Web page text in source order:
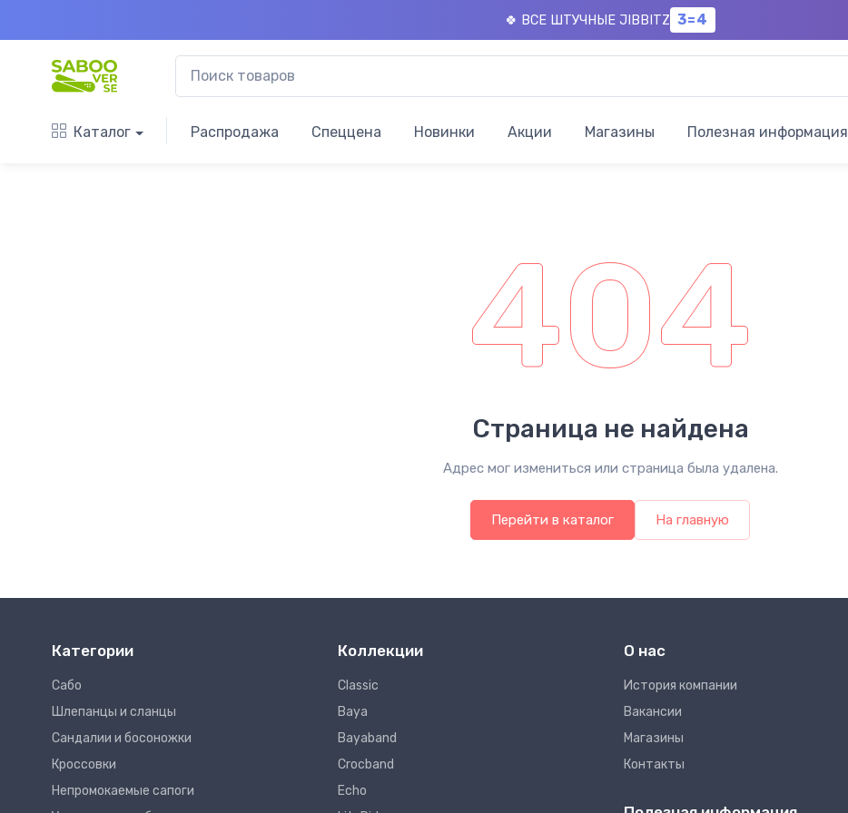
🍀 ВСЕ ШТУЧНЫЕ JIBBITZ 3=4
Каталог Распродажа Спеццена Новинки Акции Магазины Полезная информация
404
Страница не найдена
Адрес мог измениться или страница была удалена.
Перейти в каталог На главную
Категории
Сабо
Шлепанцы и сланцы
Сандалии и босоножки
Кроссовки
Непромокаемые сапоги
Коллекции
Classic
Baya
Bayaband
Crocband
Echo
О нас
Иcтория компании
Вакансии
Магазины
Контакты